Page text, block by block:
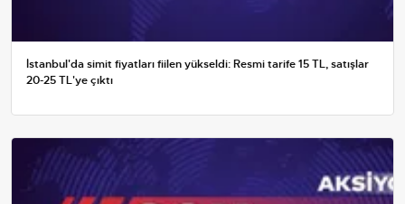
İstanbul'da simit fiyatları fiilen yükseldi: Resmi tarife 15 TL, satışlar
20-25 TL'ye çıktı